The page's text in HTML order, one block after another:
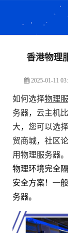
香港物理
2025-01-11
如何选择物理
务器，云主机
大，您可以选
贸商城，社区
用物理服务器。
物理环境完全
安全方案！一
务器。